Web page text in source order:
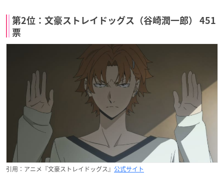
第2位：文豪ストレイドッグス（谷崎潤一郎） 451
票
引用：アニメ『文豪ストレイドッグス』 公式サイト